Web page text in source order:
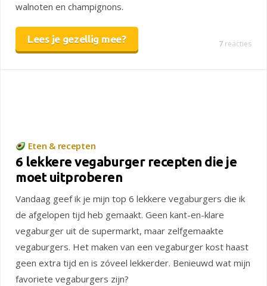
walnoten en champignons.
Lees je gezellig mee? 7 reacties
Eten & recepten
6 lekkere vegaburger recepten die je
moet uitproberen
Vandaag geef ik je mijn top 6 lekkere vegaburgers die ik
de afgelopen tijd heb gemaakt. Geen kant-en-klare
vegaburger uit de supermarkt, maar zelfgemaakte
vegaburgers. Het maken van een vegaburger kost haast
geen extra tijd en is zóveel lekkerder. Benieuwd wat mijn
favoriete vegaburgers zijn?